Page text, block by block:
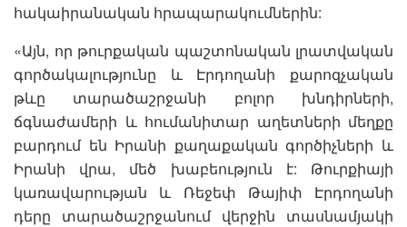
հակաիրանական հրապարակումներին:
«Այն, որ թուրքական պաշտոնական լրատվական
գործակալությունը և Էրդողանի քարոզչական
թևը տարածաշրջանի բոլոր խնդիրների,
ճգնաժամերի և հումանիտար աղետների մեղքը
բարդում են Իրանի քաղաքական գործիչների և
Իրանի վրա, մեծ խաբեություն է: Թուրքիայի
կառավարության և Ռեջեփ Թայիփ Էրդողանի
դերը տարածաշրջանում վերջին տասնամյակի